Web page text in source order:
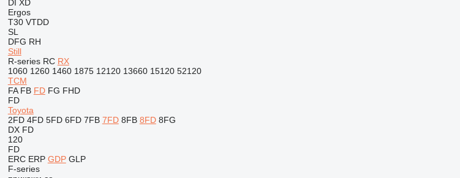
DI XD
Ergos
T30 VTDD
SL
DFG RH
Still
R-series RC RX
1060 1260 1460 1875 12120 13660 15120 52120
TCM
FA FB FD FG FHD
FD
Toyota
2FD 4FD 5FD 6FD 7FB 7FD 8FB 8FD 8FG
DX FD
120
FD
ERC ERP GDP GLP
F-series